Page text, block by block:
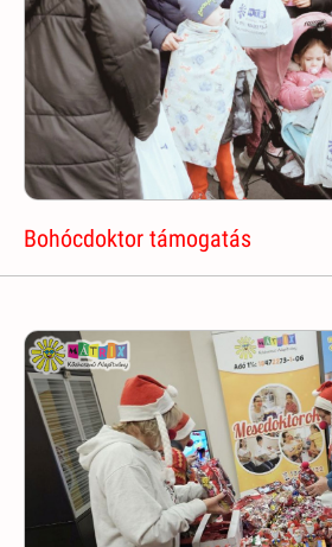
Bohócdoktor támogatás